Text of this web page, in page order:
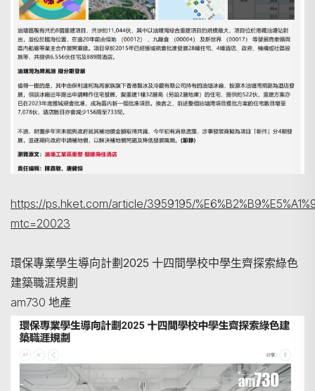
搜尋
https://ps.hket.com/article/3959195/
mtc=20023
環保專業學生導向計劃2025 十四間學校中學生齊探索綠色
建築職涯規劃
am730 地產